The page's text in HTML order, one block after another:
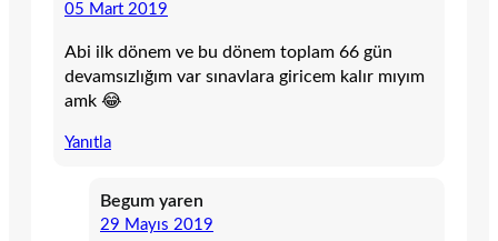
05 Mart 2019
Abi ilk dönem ve bu dönem toplam 66 gün
devamsızlığım var sınavlara giricem kalır mıyım
amk 😂
Yanıtla
Begum yaren
29 Mayıs 2019